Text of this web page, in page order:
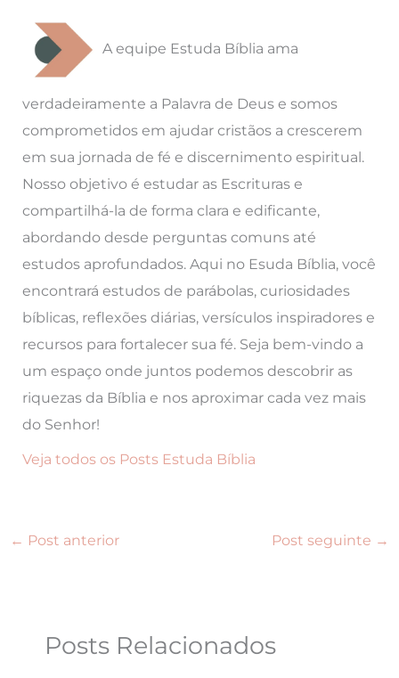
A equipe Estuda Bíblia ama
verdadeiramente a Palavra de Deus e somos
comprometidos em ajudar cristãos a crescerem
em sua jornada de fé e discernimento espiritual.
Nosso objetivo é estudar as Escrituras e
compartilhá-la de forma clara e edificante,
abordando desde perguntas comuns até
estudos aprofundados. Aqui no Esuda Bíblia, você
encontrará estudos de parábolas, curiosidades
bíblicas, reflexões diárias, versículos inspiradores e
recursos para fortalecer sua fé. Seja bem-vindo a
um espaço onde juntos podemos descobrir as
riquezas da Bíblia e nos aproximar cada vez mais
do Senhor!
Veja todos os Posts Estuda Bíblia
← Post anterior Post seguinte →
Posts Relacionados